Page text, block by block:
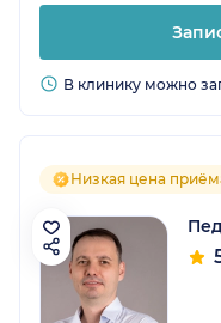
В клинику можно
Низкая цена